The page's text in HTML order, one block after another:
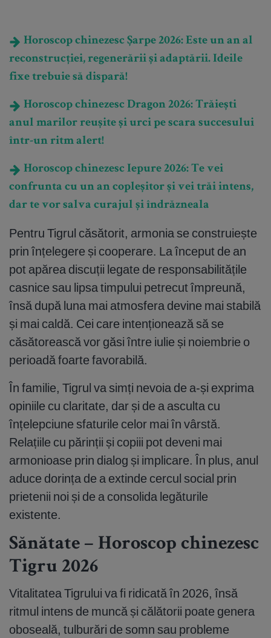
Horoscop chinezesc Șarpe 2026: Este un an al
reconstrucției, regenerării și adaptării. Ideile
fixe trebuie să dispară!
Horoscop chinezesc Dragon 2026: Trăiești
anul marilor reușite și urci pe scara succesului
într-un ritm alert!
Horoscop chinezesc Iepure 2026: Te vei
confrunta cu un an copleșitor și vei trăi intens,
dar te vor salva curajul și îndrăzneala
Pentru Tigrul căsătorit, armonia se construiește
prin înțelegere și cooperare. La început de an
pot apărea discuții legate de responsabilitățile
casnice sau lipsa timpului petrecut împreună,
însă după luna mai atmosfera devine mai stabilă
și mai caldă. Cei care intenționează să se
căsătorească vor găsi între iulie și noiembrie o
perioadă foarte favorabilă.
În familie, Tigrul va simți nevoia de a-și exprima
opiniile cu claritate, dar și de a asculta cu
înțelepciune sfaturile celor mai în vârstă.
Relațiile cu părinții și copiii pot deveni mai
armonioase prin dialog și implicare. În plus, anul
aduce dorința de a extinde cercul social prin
prietenii noi și de a consolida legăturile
existente.
Sănătate – Horoscop chinezesc
Tigru 2026
Vitalitatea Tigrului va fi ridicată în 2026, însă
ritmul intens de muncă și călătorii poate genera
oboseală, tulburări de somn sau probleme